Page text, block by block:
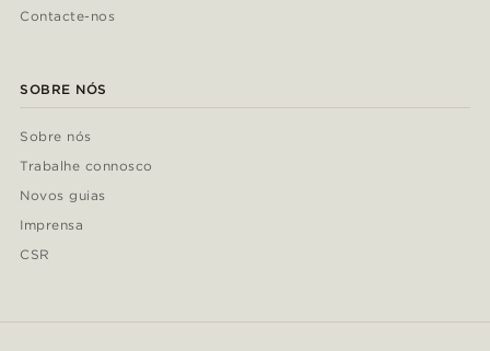
Contacte-nos
SOBRE NÓS
Sobre nós
Trabalhe connosco
Novos guias
Imprensa
CSR